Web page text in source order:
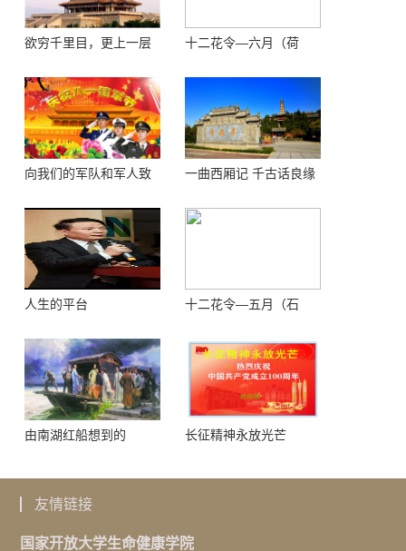
欲穷千里目，更上一层
十二花令—六月（荷
向我们的军队和军人致
一曲西厢记 千古话良缘
人生的平台
十二花令—五月（石
由南湖红船想到的 长征精神永放光芒
友情链接
国家开放大学生命健康学院